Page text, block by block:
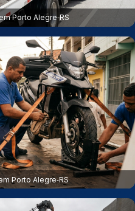
Porto Alegre‑RS
Porto Alegre‑RS